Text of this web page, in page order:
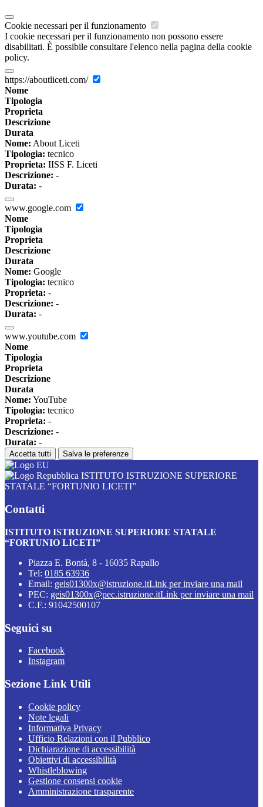
Cookie necessari per il funzionamento
I cookie necessari per il funzionamento non possono essere
disabilitati. È possibile consultare l'elenco nella pagina della cookie
policy.
https://aboutliceti.com/
Nome
Tipologia
Proprieta
Descrizione
Durata
Nome: About Liceti
Tipologia: tecnico
Proprieta: IISS F. Liceti
Descrizione: -
Durata: -
www.google.com
Nome
Tipologia
Proprieta
Descrizione
Durata
Nome: Google
Tipologia: tecnico
Proprieta: -
Descrizione: -
Durata: -
www.youtube.com
Nome
Tipologia
Proprieta
Descrizione
Durata
Nome: YouTube
Tipologia: tecnico
Proprieta: -
Descrizione: -
Durata: -
Accetta tutti Salva le preferenze
ISTITUTO ISTRUZIONE SUPERIORE
STATALE “FORTUNIO LICETI”
Contatti
ISTITUTO ISTRUZIONE SUPERIORE STATALE
“FORTUNIO LICETI”
Piazza E. Bontà, 8 - 16035 Rapallo
Tel: 0185 63936
Email: geis01300x@istruzione.itLink per inviare una mail
PEC: geis01300x@pec.istruzione.itLink per inviare una mail
C.F.: 91042500107
Seguici su
Facebook
Instagram
Sezione Link Utili
Cookie policy
Note legali
Informativa Privacy
Ufficio Relazioni con il Pubblico
Dichiarazione di accessibilità
Obiettivi di accessibilità
Whistleblowing
Gestione consensi cookie
Amministrazione trasparente